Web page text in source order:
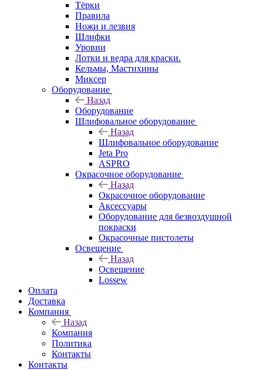
Тёрки
Правила
Ножи и лезвия
Шлифки
Уровни
Лотки и ведра для краски.
Кельмы, Мастихины
Миксер
Оборудование
Назад
Оборудование
Шлифовальное оборудование
Назад
Шлифовальное оборудование
Jeta Pro
ASPRO
Окрасочное оборудование
Назад
Окрасочное оборудование
Аксессуары
Оборудование для безвоздушной
покраски
Окрасочные пистолеты
Освещение
Назад
Освещение
Lossew
Оплата
Доставка
Компания
Назад
Компания
Политика
Контакты
Контакты